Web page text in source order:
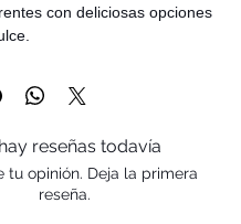
con deliciosas opciones
reseñas todavía
tu opinión. Deja la primera
reseña.